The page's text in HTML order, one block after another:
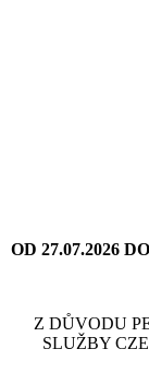
OD 27.07.2026
Z DŮVODU
SLUŽBY